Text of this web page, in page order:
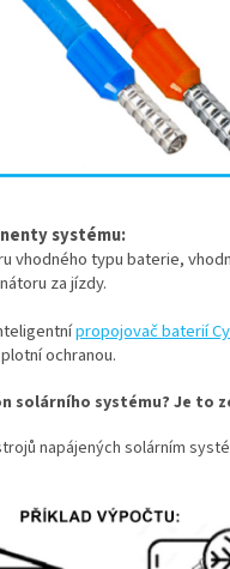
systému:
vhodného typu baterie,
za jízdy.
propojovač baterií
ochranou.
solárního systému? Je to
napájených solárním